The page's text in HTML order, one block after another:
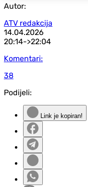
Autor:
ATV redakcija
14.04.2026
20:14->22:04
Komentari:
38
Podijeli:
Link je kopiran!